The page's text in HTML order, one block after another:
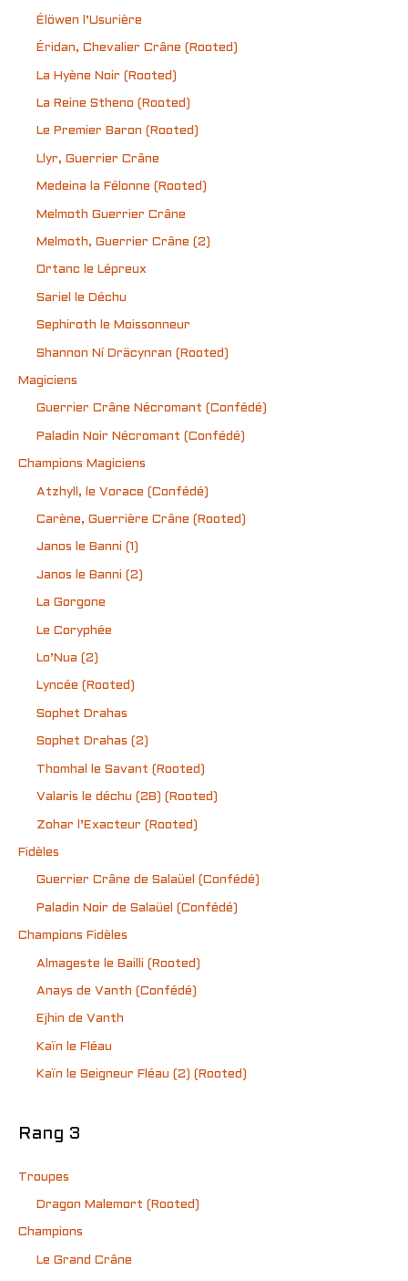
Élöwen l’Usurière
Éridan, Chevalier Crâne (Rooted)
La Hyène Noir (Rooted)
La Reine Stheno (Rooted)
Le Premier Baron (Rooted)
Llyr, Guerrier Crâne
Medeina la Félonne (Rooted)
Melmoth Guerrier Crâne
Melmoth, Guerrier Crâne (2)
Ortanc le Lépreux
Sariel le Déchu
Sephiroth le Moissonneur
Shannon Ní Dräcynran (Rooted)
Magiciens
Guerrier Crâne Nécromant (Confédé)
Paladin Noir Nécromant (Confédé)
Champions Magiciens
Atzhyll, le Vorace (Confédé)
Carène, Guerrière Crâne (Rooted)
Janos le Banni (1)
Janos le Banni (2)
La Gorgone
Le Coryphée
Lo’Nua (2)
Lyncée (Rooted)
Sophet Drahas
Sophet Drahas (2)
Thomhal le Savant (Rooted)
Valaris le déchu (2B) (Rooted)
Zohar l’Exacteur (Rooted)
Fidèles
Guerrier Crâne de Salaüel (Confédé)
Paladin Noir de Salaüel (Confédé)
Champions Fidèles
Almageste le Bailli (Rooted)
Anays de Vanth (Confédé)
Ejhin de Vanth
Kaïn le Fléau
Kaïn le Seigneur Fléau (2) (Rooted)
Rang 3
Troupes
Dragon Malemort (Rooted)
Champions
Le Grand Crâne